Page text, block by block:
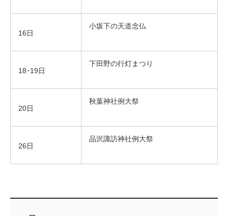
16日
小坂下の天道念仏
18･19日
下田野の行灯まつり
20日
秋葉神社例大祭
26日
品沢諏訪神社例大祭